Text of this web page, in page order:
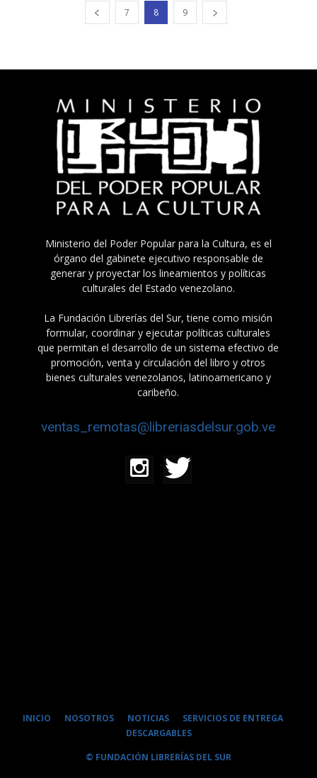
7 8 9
Ministerio del Poder Popular para la Cultura, es el
órgano del gabinete ejecutivo responsable de
generar y proyectar los lineamientos y políticas
culturales del Estado venezolano.
La Fundación Librerías del Sur, tiene como misión
formular, coordinar y ejecutar políticas culturales
que permitan el desarrollo de un sistema efectivo de
promoción, venta y circulación del libro y otros
bienes culturales venezolanos, latinoamericano y
caribeño.
ventas_remotas@libreriasdelsur.gob.ve
INICIO NOSOTROS NOTICIAS
SERVICIOS DE ENTREGA
DESCARGABLES
© FUNDACIÓN LIBRERÍAS DEL SUR